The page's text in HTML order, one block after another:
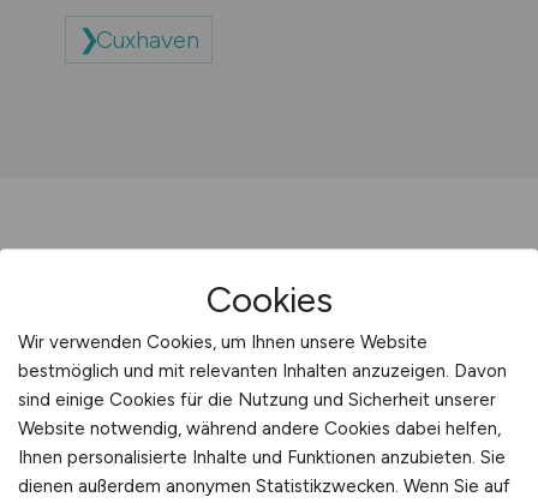
Cuxhaven
Startseite
Sitemap
Arbeitsorte mit C
Cookies
Wir verwenden Cookies, um Ihnen unsere Website
bestmöglich und mit relevanten Inhalten anzuzeigen. Davon
sind einige Cookies für die Nutzung und Sicherheit unserer
Website notwendig, während andere Cookies dabei helfen,
Ihnen personalisierte Inhalte und Funktionen anzubieten. Sie
dienen außerdem anonymen Statistikzwecken. Wenn Sie auf